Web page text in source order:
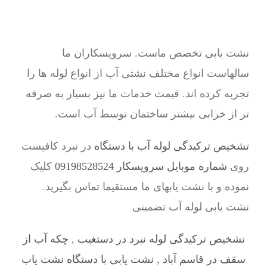
نشت یابی تخصص ماست. سرویسکاران ما
سالهاست انواع مختلف نشتی آب از انواع لوله ها را
تجربه کرده اند. قیمت خدمات ما نیز بسیار به صرفه
تر از خرابی بیشتر ساختمان توسط آب است.
تشخیص ترکیدگی لوله آب با دستگاه در نبرد کافیست
روی شماره موبایل سرویسکار 09198528524
کلیک
نموده و با نشت یابهای ما مستقیما تماس بگیرید.
نشت یابی لوله آب تضمینی
تشخیص ترکیدگی لوله نبرد در دستغیب , چکه آب از
سقف در قاسم آباد , نشت یابی با دستگاه نشت یاب